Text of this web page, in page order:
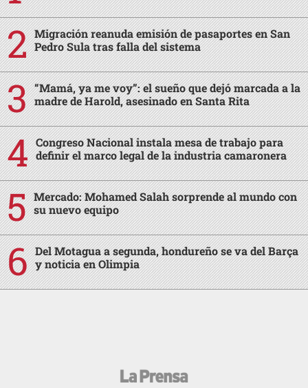
Migración reanuda emisión de pasaportes en San
Pedro Sula tras falla del sistema
“Mamá, ya me voy”: el sueño que dejó marcada a la
madre de Harold, asesinado en Santa Rita
Congreso Nacional instala mesa de trabajo para
definir el marco legal de la industria camaronera
Mercado: Mohamed Salah sorprende al mundo con
su nuevo equipo
Del Motagua a segunda, hondureño se va del Barça
y noticia en Olimpia